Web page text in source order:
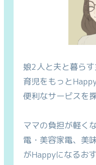
娘2人と夫と暮らす
育児をもっと
便利なサービスを
ママの負担が軽く
電・美容家電、美
がHappyになるお